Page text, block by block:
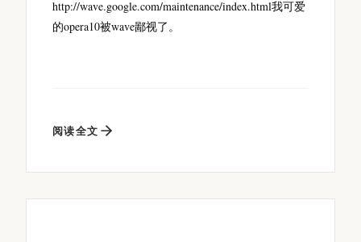
http://wave.google.com/maintenance/index.html我可爱
的opera10被wave鄙视了。
阅读全文